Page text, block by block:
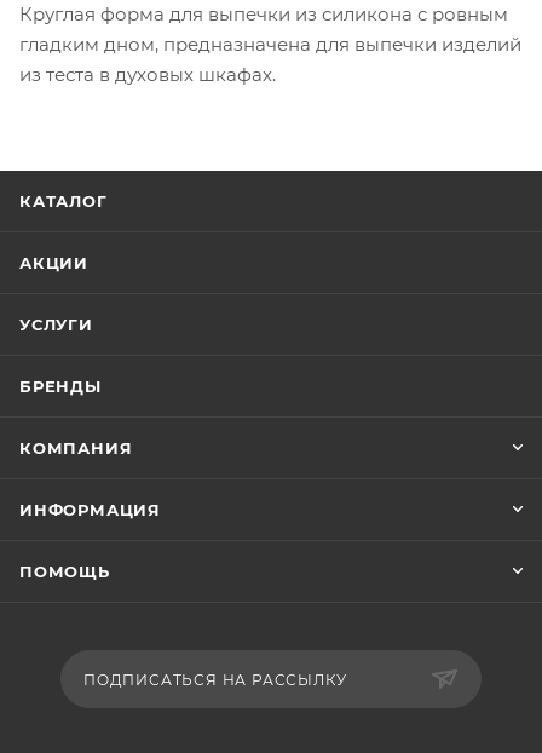
Круглая форма для выпечки из силикона с ровным
гладким дном, предназначена для выпечки изделий
из теста в духовых шкафах.
КАТАЛОГ
АКЦИИ
УСЛУГИ
БРЕНДЫ
КОМПАНИЯ
ИНФОРМАЦИЯ
ПОМОЩЬ
ПОДПИСАТЬСЯ НА РАССЫЛКУ